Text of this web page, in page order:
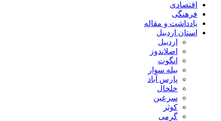
اقتصادی
فرهنگی
یادداشت و مقاله
استان اردبیل
اردبیل
اصلاندوز
انگوت
بیله سوار
پارس آباد
خلخال
سرعین
کوثر
گرمی